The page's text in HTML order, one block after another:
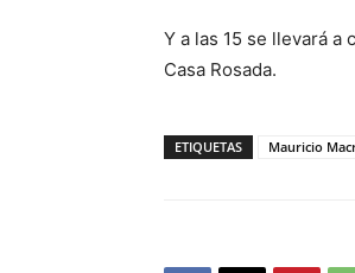
Y a las 15 se llevará
Casa Rosada.
ETIQUETAS Mauricio